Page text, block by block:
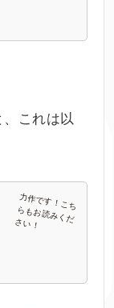
これは以